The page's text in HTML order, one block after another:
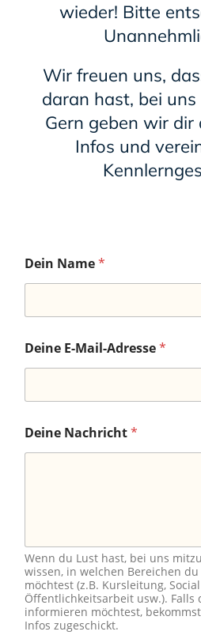
wieder! Bitte
Wir freuen uns,
daran hast, bei
Gern geben wir
Infos und
Dein Name*
Deine E-Mail-Adresse*
Deine Nachricht*
Wenn du Lust hast, bei uns
wissen, in welchen Bereichen
möchtest (z.B. Kursleitung,
Öffentlichkeitsarbeit usw.).
informieren möchtest,
Infos zugeschickt.